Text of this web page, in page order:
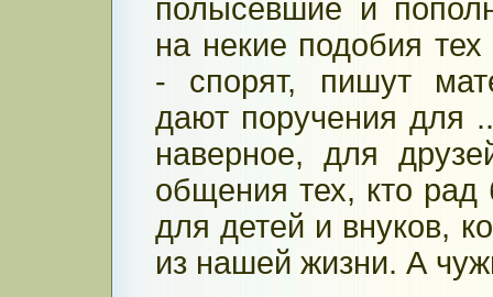
полысевшие и
на некие подобия
- спорят, пишут
дают поручения для
наверное, для
общения тех, кто рад
для детей и внуков,
из нашей жизни. А